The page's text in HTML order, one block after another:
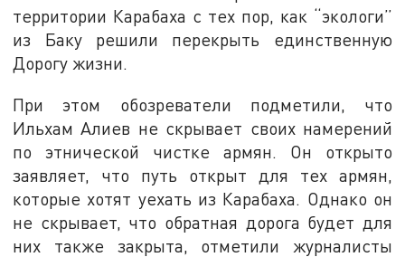
территории Карабаха с тех пор, как “экологи”
из Баку решили перекрыть единственную
Дорогу жизни.
При этом обозреватели подметили, что
Ильхам Алиев не скрывает своих намерений
по этнической чистке армян. Он открыто
заявляет, что путь открыт для тех армян,
которые хотят уехать из Карабаха. Однако он
не скрывает, что обратная дорога будет для
них также закрыта, отметили журналисты